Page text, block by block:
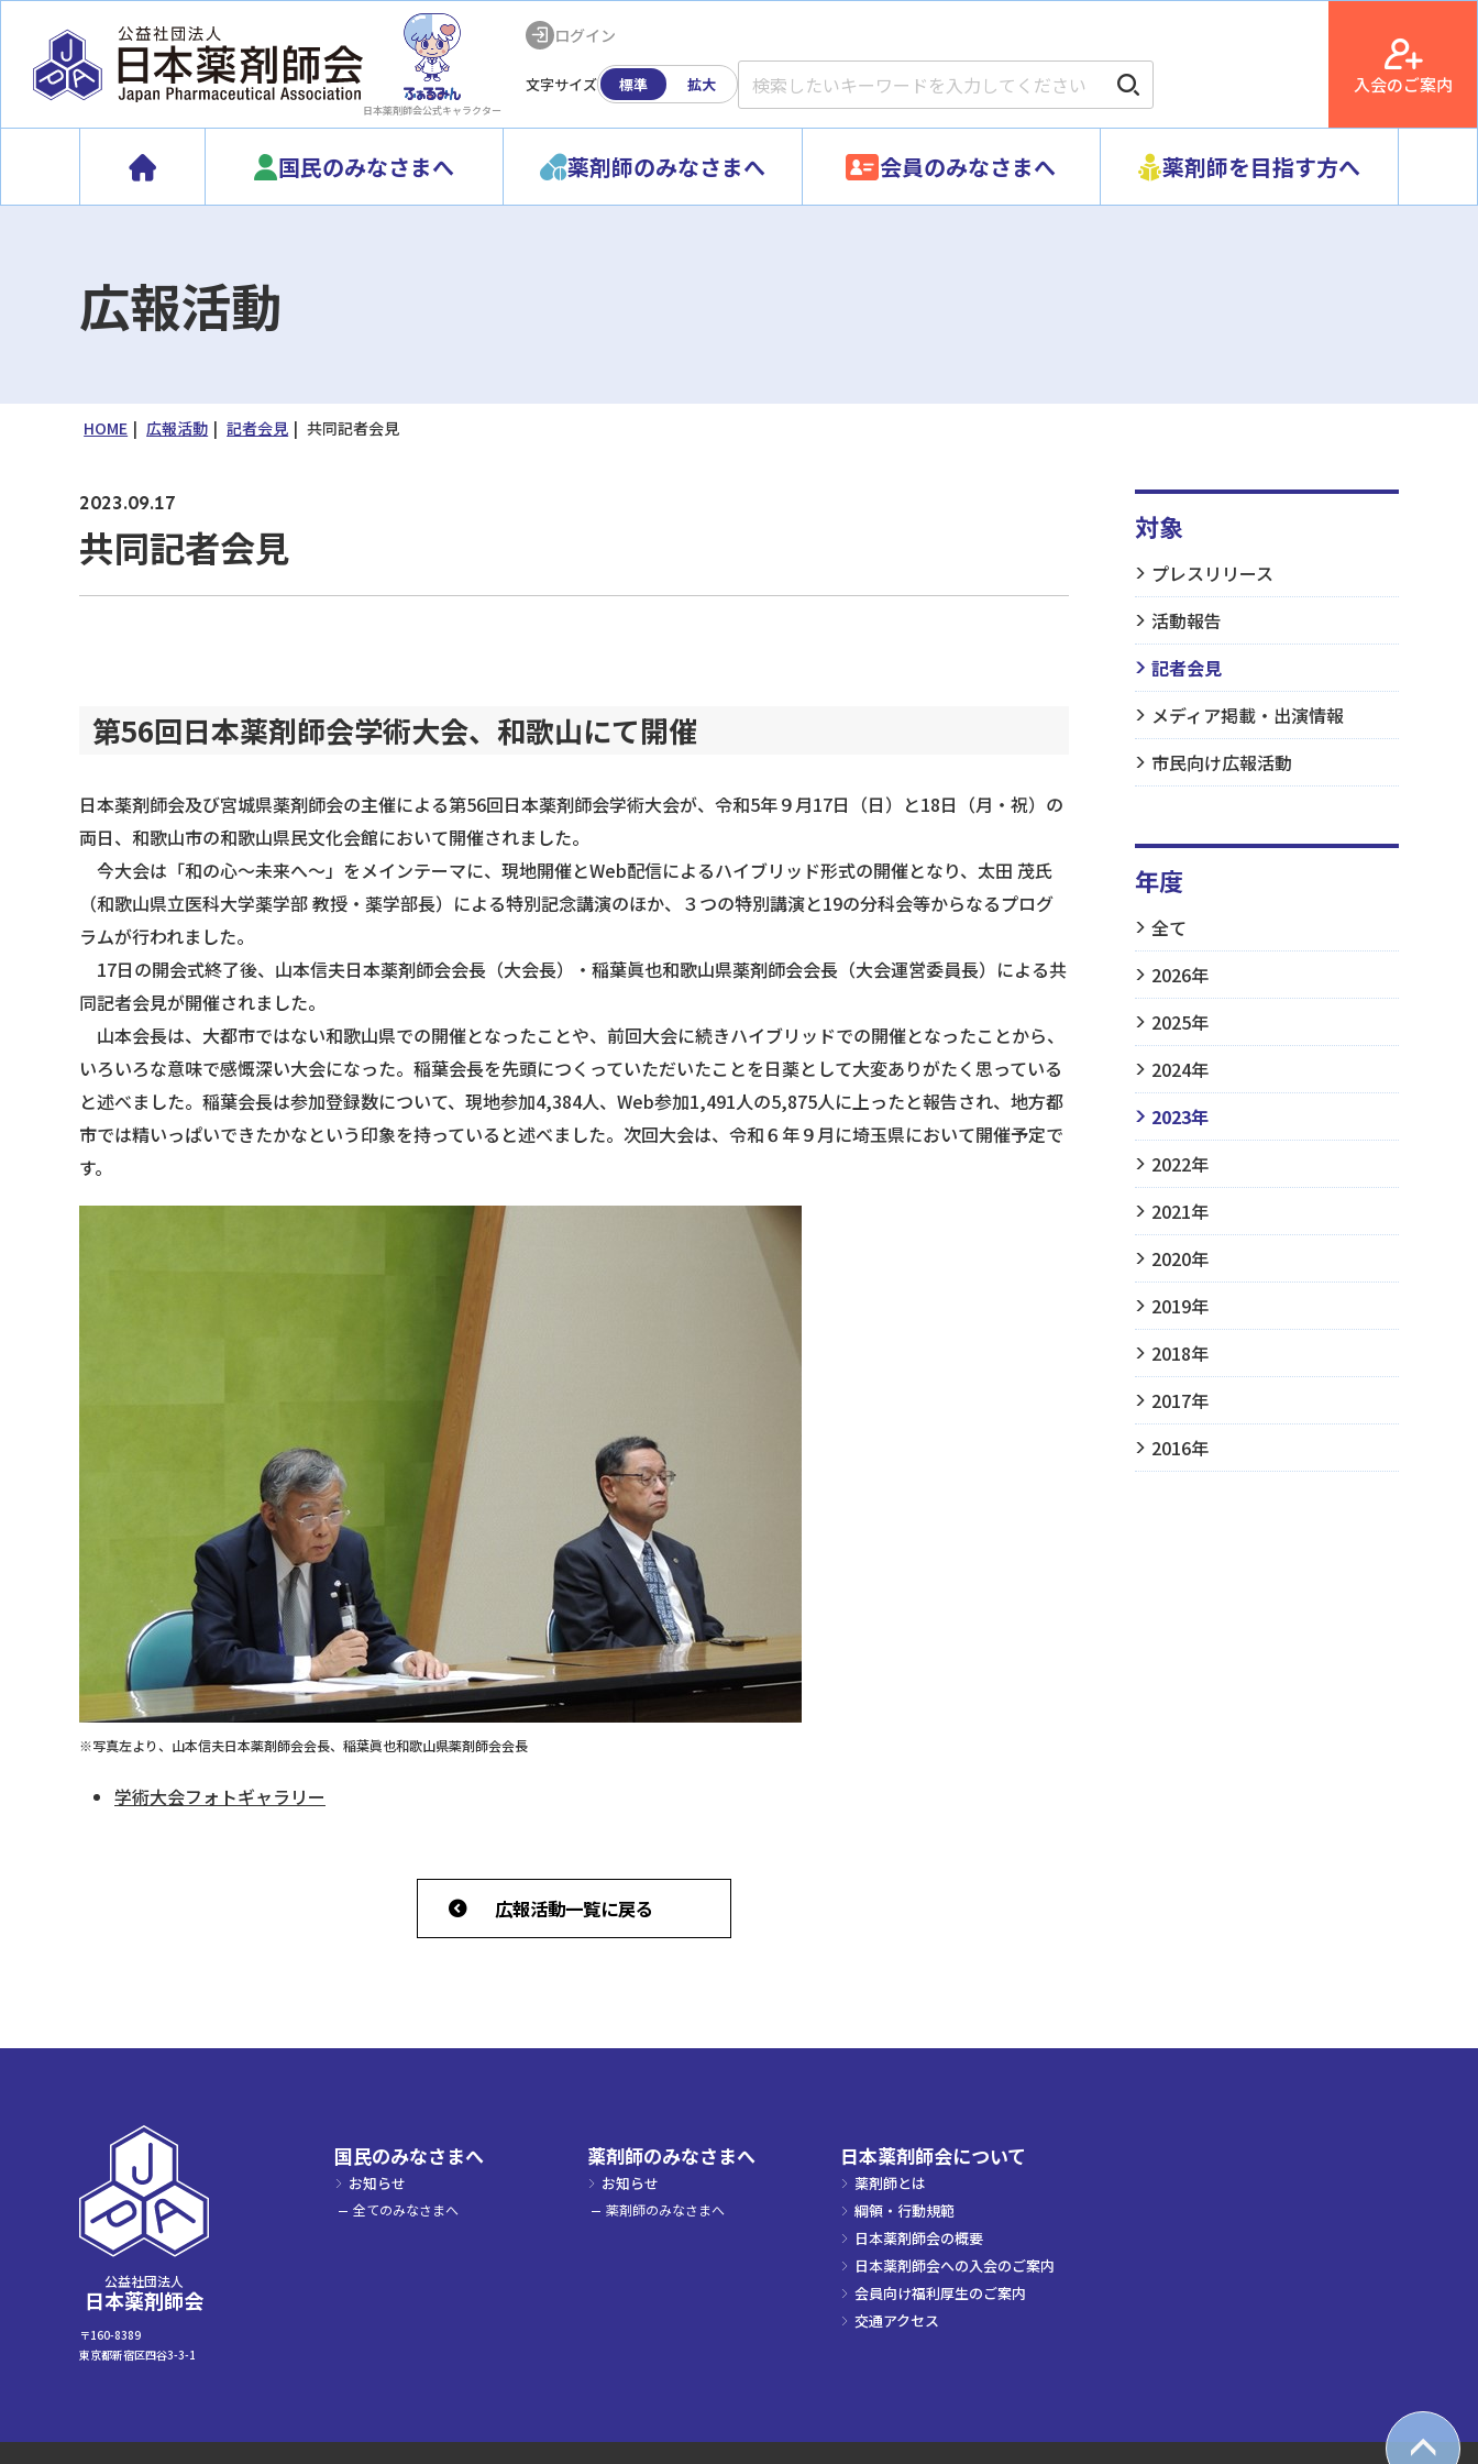
日本薬剤師会公式キャラクター
ログイン
文字サイズ 標準 拡大 入会のご案内
国民のみなさまへ 薬剤師のみなさまへ 会員のみなさまへ 薬剤師を目指す方へ
広報活動
HOME 広報活動 記者会見 共同記者会見
2023.09.17
共同記者会見
第56回日本薬剤師会学術大会、和歌山にて開催
日本薬剤師会及び宮城県薬剤師会の主催による第56回日本薬剤師会学術大会が、令和5年９月17日（日）と18日（月・祝）の
両日、和歌山市の和歌山県民文化会館において開催されました。
今大会は「和の心～未来へ～」をメインテーマに、現地開催とWeb配信によるハイブリッド形式の開催となり、太田 茂氏
（和歌山県立医科大学薬学部 教授・薬学部長）による特別記念講演のほか、３つの特別講演と19の分科会等からなるプログ
ラムが行われました。
17日の開会式終了後、山本信夫日本薬剤師会会長（大会長）・稲葉眞也和歌山県薬剤師会会長（大会運営委員長）による共
同記者会見が開催されました。
山本会長は、大都市ではない和歌山県での開催となったことや、前回大会に続きハイブリッドでの開催となったことから、
いろいろな意味で感慨深い大会になった。稲葉会長を先頭につくっていただいたことを日薬として大変ありがたく思っている
と述べました。稲葉会長は参加登録数について、現地参加4,384人、Web参加1,491人の5,875人に上ったと報告され、地方都
市では精いっぱいできたかなという印象を持っていると述べました。次回大会は、令和６年９月に埼玉県において開催予定で
す。
※写真左より、山本信夫日本薬剤師会会長、稲葉眞也和歌山県薬剤師会会長
学術大会フォトギャラリー
広報活動一覧に戻る
対象
プレスリリース
活動報告
記者会見
メディア掲載・出演情報
市民向け広報活動
年度
全て
2026年
2025年
2024年
2023年
2022年
2021年
2020年
2019年
2018年
2017年
2016年
公益社団法人
日本薬剤師会
〒160-8389
東京都新宿区四谷3-3-1
国民のみなさまへ
お知らせ
全てのみなさまへ
薬剤師のみなさまへ
お知らせ
薬剤師のみなさまへ
日本薬剤師会について
薬剤師とは
綱領・行動規範
日本薬剤師会の概要
日本薬剤師会への入会のご案内
会員向け福利厚生のご案内
交通アクセス